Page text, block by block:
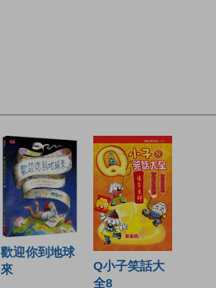
歡迎你到地球
來
Q小子笑話大
全8